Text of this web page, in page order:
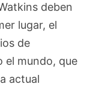
deben
lugar, el
de
mundo, que
actual